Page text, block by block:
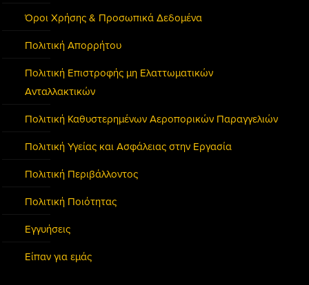
Όροι Χρήσης & Προσωπικά Δεδομένα
Πολιτική Απορρήτου
Πολιτική Επιστροφής μη Ελαττωματικών
Ανταλλακτικών
Πολιτική Καθυστερημένων Αεροπορικών Παραγγελιών
Πολιτική Υγείας και Ασφάλειας στην Εργασία
Πολιτική Περιβάλλοντος
Πολιτική Ποιότητας
Εγγυήσεις
Είπαν για εμάς